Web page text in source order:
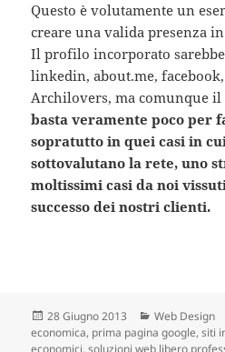
Questo è volutamente un
creare una valida presenza
Il profilo incorporato
linkedin, about.me,
Archilovers, ma comunque il
basta veramente poco per
sopratutto in quei casi in
sottovalutano la rete, uno
moltissimi casi da noi
successo dei nostri clienti.
Scritto
il
28 Giugno 2013 Categorie
Web Design
economica, prima pagina google,siti
economici,soluzioni web libero